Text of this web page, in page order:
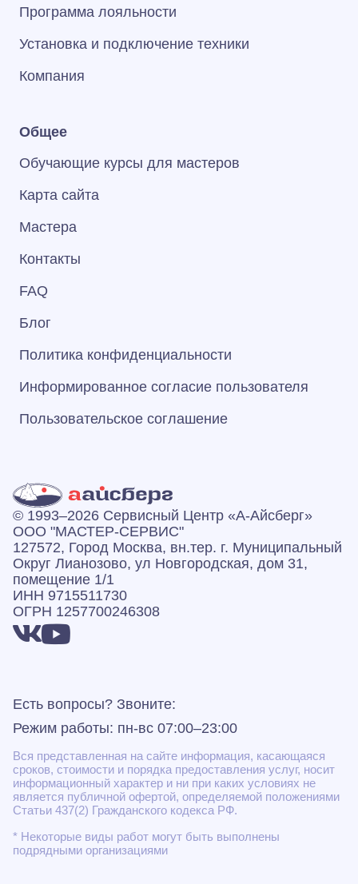
Программа лояльности
Установка и подключение техники
Компания
Общее
Обучающие курсы для мастеров
Карта сайта
Мастера
Контакты
FAQ
Блог
Политика конфиденциальности
Информированное согласие пользователя
Пользовательское соглашение
© 1993–2026 Сервисный Центр «А‑Айсберг»
ООО "МАСТЕР-СЕРВИС"
127572, Город Москва, вн.тер. г. Муниципальный
Округ Лианозово, ул Новгородская, дом 31,
помещение 1/1
ИНН 9715511730
ОГРН 1257700246308
Есть вопросы? Звоните:
Режим работы: пн-вс 07:00–23:00
Вся представленная на сайте информация, касающаяся
сроков, стоимости и порядка предоставления услуг, носит
информационный характер и ни при каких условиях не
является публичной офертой, определяемой положениями
Статьи 437(2) Гражданского кодекса РФ.
* Некоторые виды работ могут быть выполнены
подрядными организациями